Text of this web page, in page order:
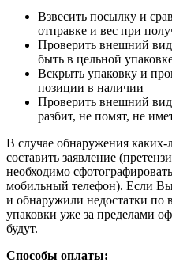
Взвесить посылку и
отправке и вес при
Проверить внешний
быть в цельной
Вскрыть упаковку и
позиции в наличии
Проверить внешний
разбит, не помят, не
В случае обнаружения каких-
составить заявление
необходимо
мобильный телефон). Если
и обнаружили недостатки по
упаковки уже за пределами
будут.
Способы оплаты: